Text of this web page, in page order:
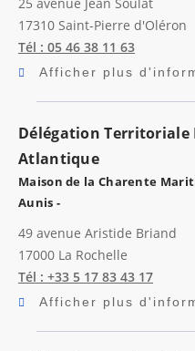
17310 Saint-Pierre d'Oléron
Tél : 05 46 38 11 63
Afficher plus
Délégation Territoriale
Atlantique
Maison de la Charente
Aunis -
49 avenue Aristide Briand
17000 La Rochelle
Tél : +33 5 17 83 43 17
Afficher plus